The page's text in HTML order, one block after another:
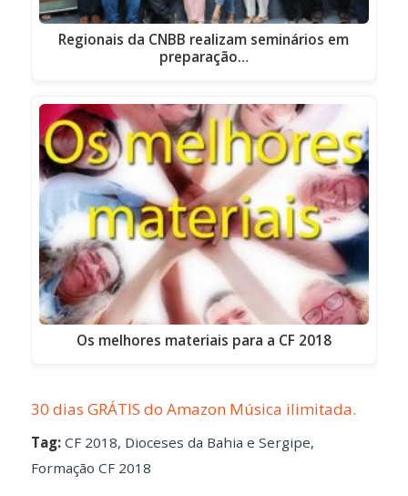
Regionais da CNBB realizam seminários em
preparação…
Os melhores materiais para a CF 2018
30 dias GRÁTIS do Amazon Música ilimitada.
Tag: CF 2018, Dioceses da Bahia e Sergipe,
Formação CF 2018